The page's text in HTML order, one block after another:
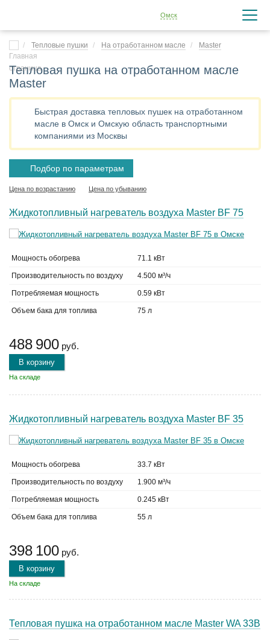
Омск
Тепловые пушки На отработанном масле Master
Тепловая пушка на отработанном масле
Master
Быстрая доставка тепловых пушек на отработанном
масле в Омск и Омскую область транспортными
компаниями из Москвы
Подбор по параметрам
Цена по возрастанию Цена по убыванию
Жидкотопливный нагреватель воздуха Master BF 75
Мощность обогрева 71.1 кВт
Производительность по воздуху 4.500 м³/ч
Потребляемая мощность 0.59 кВт
Объем бака для топлива 75 л
488 900 руб.
В корзину
На складе
Жидкотопливный нагреватель воздуха Master BF 35
Мощность обогрева 33.7 кВт
Производительность по воздуху 1.900 м³/ч
Потребляемая мощность 0.245 кВт
Объем бака для топлива 55 л
398 100 руб.
В корзину
На складе
Тепловая пушка на отработанном масле Master WA 33B